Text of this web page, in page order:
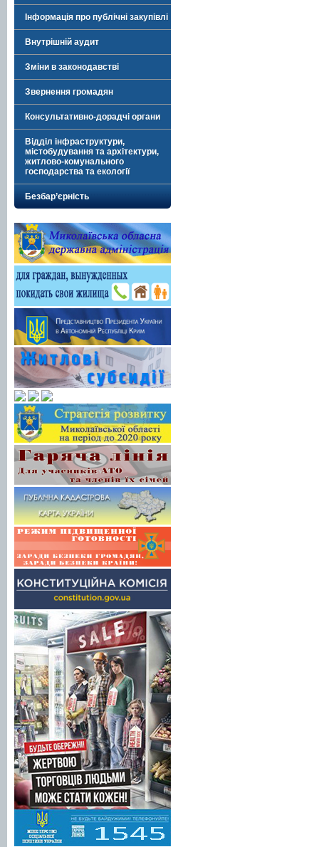
Інформація про публічні закупівлі
Внутрішній аудит
Зміни в законодавстві
Звернення громадян
Консультативно-дорадчі органи
Відділ інфраструктури,
містобудування та архітектури,
житлово-комунального
господарства та екології
Безбар’єрність